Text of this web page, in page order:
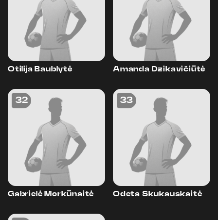
Otilija Baublytė Amanda Dzikavičiūtė
32
Gabrielė Morkūnaitė
33
Odeta Skukauskaitė